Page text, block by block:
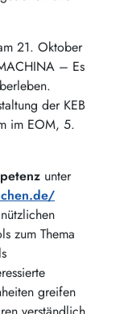
21. Oktober
– Es
der KEB
im EOM, 5.
unter
zum Thema
greifen